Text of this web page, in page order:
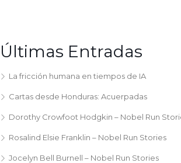
Últimas Entradas
La fricción humana en tiempos de IA
Cartas desde Honduras: Acuerpadas
Dorothy Crowfoot Hodgkin – Nobel Run
Rosalind Elsie Franklin – Nobel Run Stories
Jocelyn Bell Burnell – Nobel Run Stories